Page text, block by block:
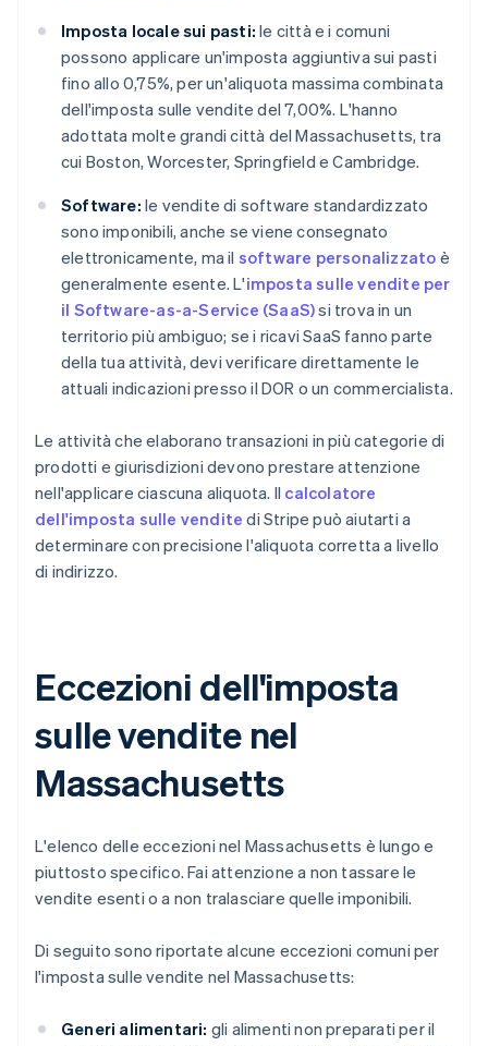
Imposta locale sui pasti: le città e i comuni
possono applicare un'imposta aggiuntiva sui pasti
fino allo 0,75%, per un'aliquota massima combinata
dell'imposta sulle vendite del 7,00%. L'hanno
adottata molte grandi città del Massachusetts, tra
cui Boston, Worcester, Springfield e Cambridge.
Software: le vendite di software standardizzato
sono imponibili, anche se viene consegnato
elettronicamente, ma il software personalizzato è
generalmente esente. L'imposta sulle vendite per
il Software-as-a-Service (SaaS)si trova in un
territorio più ambiguo; se i ricavi SaaS fanno parte
della tua attività, devi verificare direttamente le
attuali indicazioni presso il DOR o un commercialista.
Le attività che elaborano transazioni in più categorie di
prodotti e giurisdizioni devono prestare attenzione
nell'applicare ciascuna aliquota. Il calcolatore
dell'imposta sulle vendite di Stripe può aiutarti a
determinare con precisione l'aliquota corretta a livello
di indirizzo.
Eccezioni dell'imposta
sulle vendite nel
Massachusetts
L'elenco delle eccezioni nel Massachusetts è lungo e
piuttosto specifico. Fai attenzione a non tassare le
vendite esenti o a non tralasciare quelle imponibili.
Di seguito sono riportate alcune eccezioni comuni per
l'imposta sulle vendite nel Massachusetts:
Generi alimentari: gli alimenti non preparati per il